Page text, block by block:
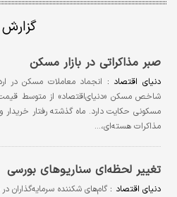
گزارش
صبر مذاکراتی در بازار مسکن
دنیای اقتصاد : انجماد معاملات مسکن در
مسکونی حکایت دارد. ماه گذشته رفتار خریدار و
مذاکرات هسته‌ای،…
تغییر لحظه‌ای سناریوهای بورسی
دنیای اقتصاد :گام‌های شکننده سرمایه‌گذاران در